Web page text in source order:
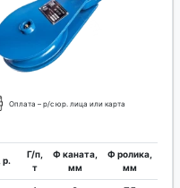
Оплата – р/с юр. лица или карта
р.
Г/п,
т
Ф каната,
мм
Ф ролика,
мм